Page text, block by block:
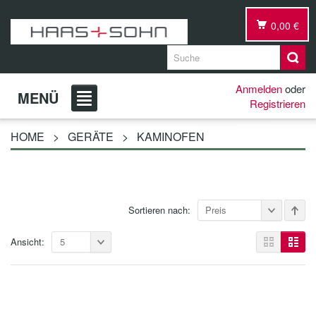
0,00 €
MENÜ Anmeldenoder
Registrieren
HOME > GERÄTE > KAMINOFEN
Sortieren nach: Preis
Ansicht: 5